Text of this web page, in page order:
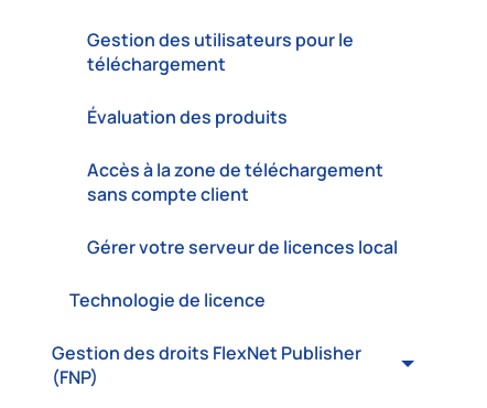
Gestion des utilisateurs pour le
téléchargement
Évaluation des produits
Accès à la zone de téléchargement
sans compte client
Gérer votre serveur de licences local
Technologie de licence
Gestion des droits FlexNet Publisher
(FNP)